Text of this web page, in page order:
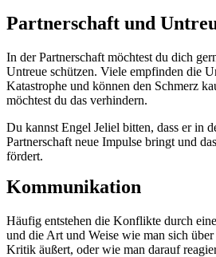
Partnerschaft und
In der Partnerschaft möchtest du dich
Untreue schützen. Viele empfinden die
Katastrophe und können den Schmerz
möchtest du das verhindern.
Du kannst Engel Jeliel bitten, dass er in
Partnerschaft neue Impulse bringt und
fördert.
Kommunikation
Häufig entstehen die Konflikte durch
und die Art und Weise wie man sich
Kritik äußert, oder wie man darauf